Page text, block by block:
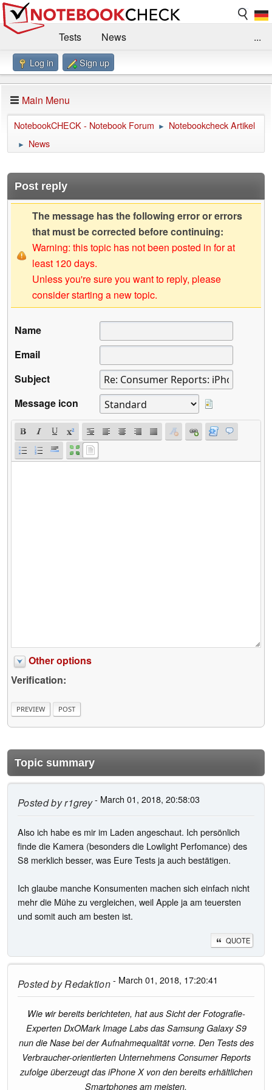
Tests
News
Benchmarks / Technik
Forum
Impressum
...
Log in Sign up
Main Menu
NotebookCHECK - Notebook Forum ► Notebookcheck Artikel
► News
Post reply
The message has the following error or errors
that must be corrected before continuing:
Warning: this topic has not been posted in for at
least 120 days.
Unless you're sure you want to reply, please
consider starting a new topic.
Name
Email
Subject
Message icon
Other options
Verification:
Topic summary
Posted byr1grey- March 01, 2018, 20:58:03
Also ich habe es mir im Laden angeschaut. Ich persönlich
finde die Kamera (besonders die Lowlight Perfomance) des
S8 merklich besser, was Eure Tests ja auch bestätigen.
Ich glaube manche Konsumenten machen sich einfach nicht
mehr die Mühe zu vergleichen, weil Apple ja am teuersten
und somit auch am besten ist.
QUOTE
Posted byRedaktion- March 01, 2018, 17:20:41
Wie wir bereits berichteten, hat aus Sicht der Fotografie-
Experten DxOMark Image Labs das Samsung Galaxy S9
nun die Nase bei der Aufnahmequalität vorne. Den Tests des
Verbraucher-orientierten Unternehmens Consumer Reports
zufolge überzeugt das iPhone X von den bereits erhältlichen
Smartphones am meisten.